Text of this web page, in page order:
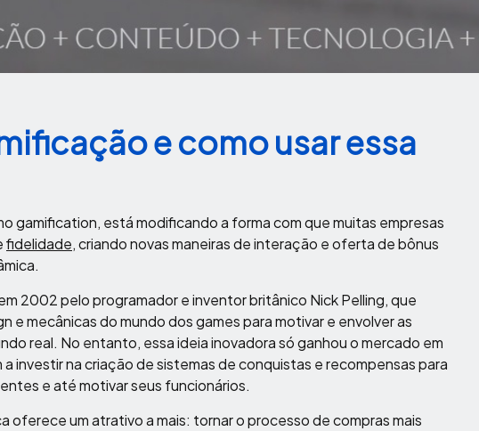
e como usar essa
gamification, está modificando a forma com que muitas empresas
fidelidade, criando novas maneiras de interação e oferta de bônus
2002 pelo programador e inventor britânico Nick Pelling, que
e mecânicas do mundo dos games para motivar e envolver as
real. No entanto, essa ideia inovadora só ganhou o mercado em
investir na criação de sistemas de conquistas e recompensas para
e até motivar seus funcionários.
oferece um atrativo a mais: tornar o processo de compras mais